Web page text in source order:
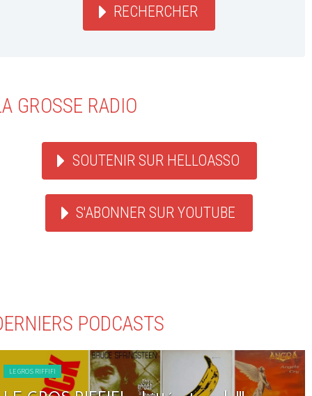
RECHERCHER
GROSSE RADIO
SOUTENIR SUR HELLOASSO
S'ABONNER SUR YOUTUBE
PODCASTS
LE GROS RIFFIFI